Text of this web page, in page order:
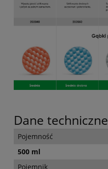
Dane techniczne
Pojemność
500 ml
Pojemnik